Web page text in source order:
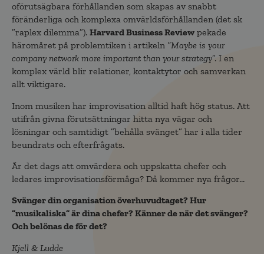
oförutsägbara förhållanden som skapas av snabbt
föränderliga och komplexa omvärldsförhållanden (det sk
”raplex dilemma”). Harvard Business Review pekade
häromåret på problemtiken i artikeln ”Maybe is your
company network more important than your strategy”. I en
komplex värld blir relationer, kontaktytor och samverkan
allt viktigare.
Inom musiken har improvisation alltid haft hög status. Att
utifrån givna förutsättningar hitta nya vägar och
lösningar och samtidigt ”behålla svänget” har i alla tider
beundrats och efterfrågats.
Är det dags att omvärdera och uppskatta chefer och
ledares improvisationsförmåga? Då kommer nya frågor…
Svänger din organisation överhuvudtaget? Hur
”musikaliska” är dina chefer? Känner de när det svänger?
Och belönas de för det?
Kjell & Ludde